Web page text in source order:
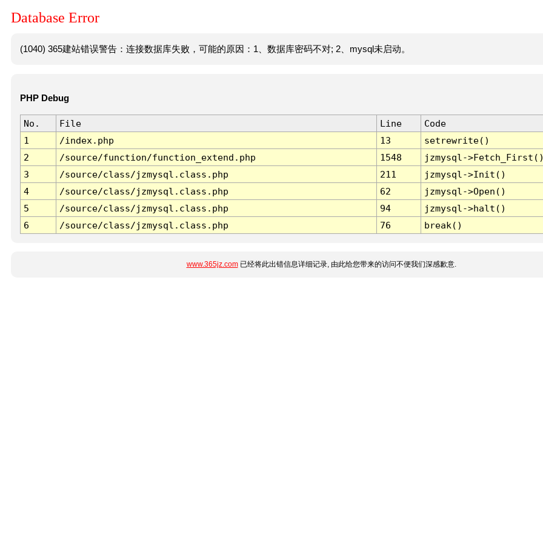
Database Error
(1040) 365建站错误警告：连接数据库失败，可能的原因：1、数据库密码不对; 2、mysql未启动。
PHP Debug
No. File Line
Code
1
/index.php 13
setrewrite()
2
/source/function/function_extend.php 1548
jzmysql-
3
/source/class/jzmysql.class.php 211
jzmysql->Init()
4
/source/class/jzmysql.class.php 62
jzmysql->Open()
5
/source/class/jzmysql.class.php 94
jzmysql->halt()
6
/source/class/jzmysql.class.php 76 break()
www.365jz.com已经将此出错信息详细记录, 由此给您带来的访问不便我们深感歉意.